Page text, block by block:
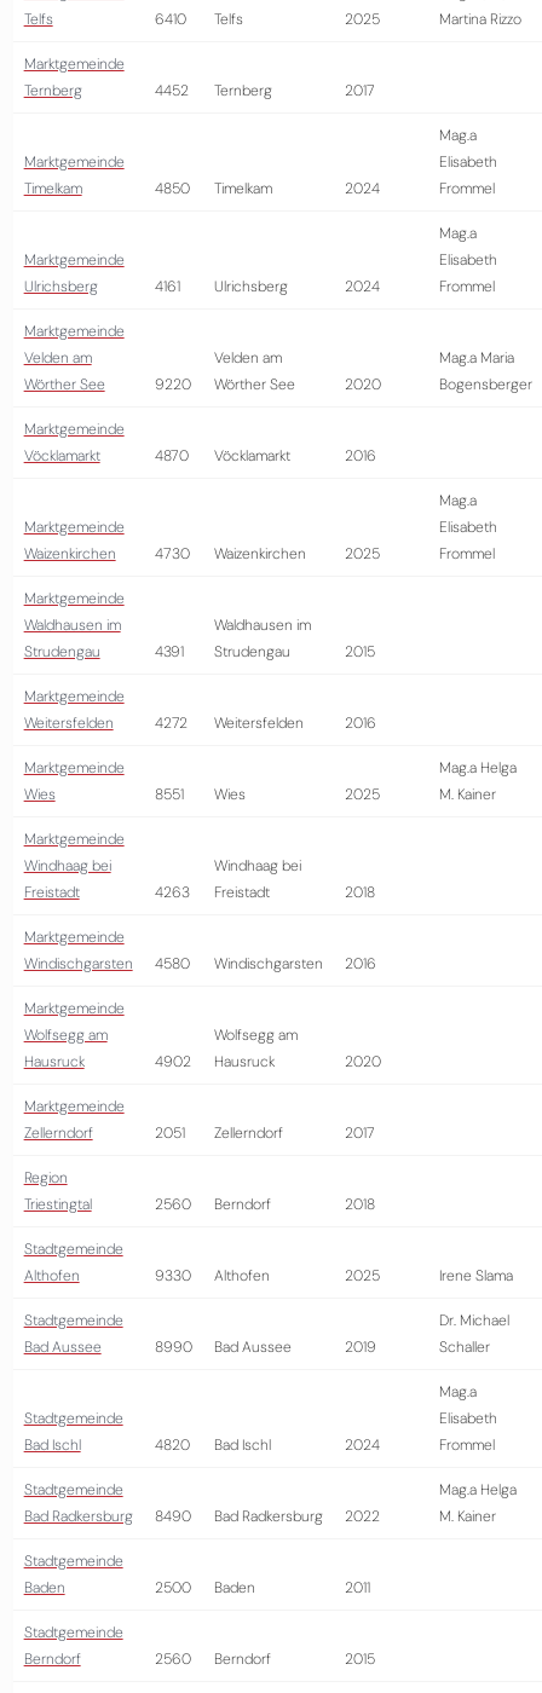
Telfs
6410 Telfs 2025
Martina Rizzo
Marktgemeinde
Ternberg
4452 Ternberg 2017
Marktgemeinde
Timelkam
4850 Timelkam 2024
Mag.a
Elisabeth
Frommel
Marktgemeinde
Ulrichsberg
4161 Ulrichsberg 2024
Mag.a
Elisabeth
Frommel
Marktgemeinde
Velden am
Wörther See
9220
Velden am
Wörther See
2020
Mag.a Maria
Bogensberger
Marktgemeinde
Vöcklamarkt
4870 Vöcklamarkt 2016
Marktgemeinde
Waizenkirchen
4730 Waizenkirchen 2025
Mag.a
Elisabeth
Frommel
Marktgemeinde
Waldhausen im
Strudengau
4391
Waldhausen im
Strudengau
2015
Marktgemeinde
Weitersfelden
4272 Weitersfelden 2016
Marktgemeinde
Wies
8551 Wies 2025
Mag.a Helga
M. Kainer
Marktgemeinde
Windhaag bei
Freistadt
4263
Windhaag bei
Freistadt
2018
Marktgemeinde
Windischgarsten
4580 Windischgarsten 2016
Marktgemeinde
Wolfsegg am
Hausruck
4902
Wolfsegg am
Hausruck
2020
Marktgemeinde
Zellerndorf
2051 Zellerndorf 2017
Region
Triestingtal
2560 Berndorf 2018
Stadtgemeinde
Althofen
9330 Althofen 2025 Irene Slama
Stadtgemeinde
Bad Aussee
8990 Bad Aussee 2019
Dr. Michael
Schaller
Stadtgemeinde
Bad Ischl
4820 Bad Ischl 2024
Mag.a
Elisabeth
Frommel
Stadtgemeinde
Bad Radkersburg
8490 Bad Radkersburg 2022
Mag.a Helga
M. Kainer
Stadtgemeinde
Baden
2500 Baden 2011
Stadtgemeinde
Berndorf
2560 Berndorf 2015